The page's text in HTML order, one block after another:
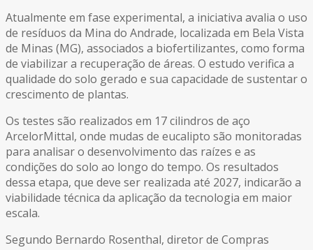
Atualmente em fase experimental, a iniciativa avalia o uso
de resíduos da Mina do Andrade, localizada em Bela Vista
de Minas (MG), associados a biofertilizantes, como forma
de viabilizar a recuperação de áreas. O estudo verifica a
qualidade do solo gerado e sua capacidade de sustentar o
crescimento de plantas.
Os testes são realizados em 17 cilindros de aço
ArcelorMittal, onde mudas de eucalipto são monitoradas
para analisar o desenvolvimento das raízes e as
condições do solo ao longo do tempo. Os resultados
dessa etapa, que deve ser realizada até 2027, indicarão a
viabilidade técnica da aplicação da tecnologia em maior
escala.
Segundo Bernardo Rosenthal, diretor de Compras